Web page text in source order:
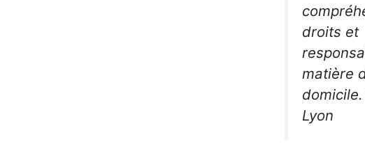
droits et
matière
Lyon